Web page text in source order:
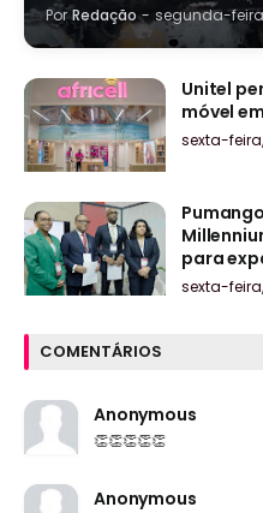
Por Redação - segunda-
Unitel
móvel
sexta-
para
sexta-
COMENTÁRIOS
Anonymous
👏👏👏👏👏
Anonymous